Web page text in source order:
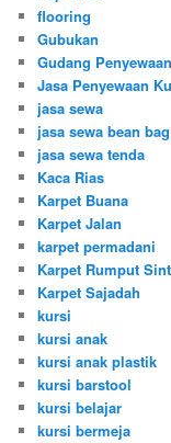
flooring
Gubukan
Gudang
Jasa Penyewaan
jasa sewa
jasa sewa bean
jasa sewa tenda
Kaca Rias
Karpet Buana
Karpet Jalan
karpet permadani
Karpet Rumput
Karpet Sajadah
kursi
kursi anak
kursi anak plastik
kursi barstool
kursi belajar
kursi bermeja